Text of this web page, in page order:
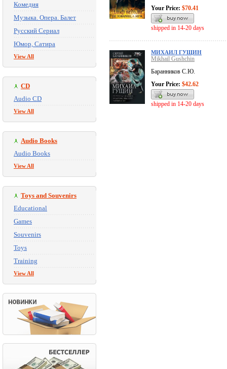
Комедия
Музыка. Опера. Балет
Русский Сериал
Юмор, Сатира
View All
CD
Audio CD
View All
Audio Books
Audio Books
View All
Toys and Souvenirs
Educational
Games
Souvenirs
Toys
Training
View All
Your Price: $70.41
shipped in 14-20 days
МИХАИЛ ГУЩИН
Mikhail Gushchin
Баранников С.Ю.
Your Price: $42.62
shipped in 14-20 days